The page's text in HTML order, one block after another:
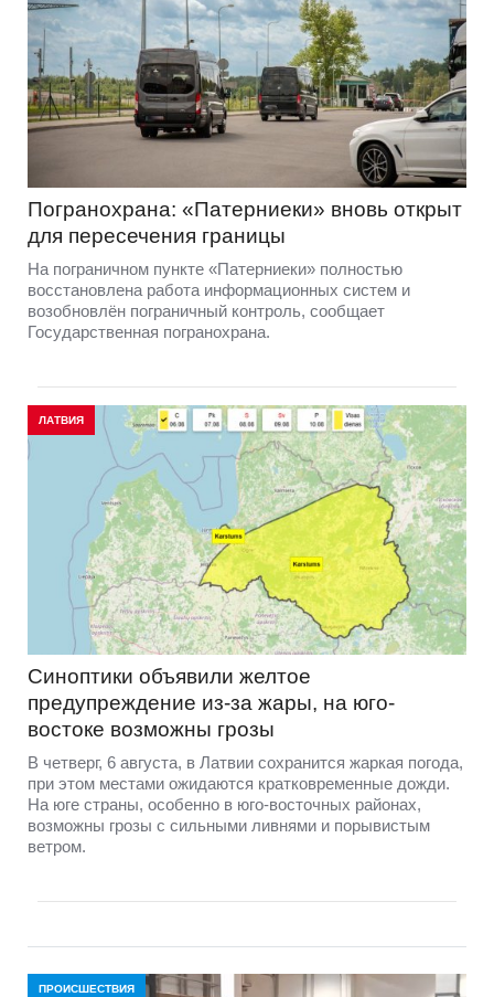
Погранохрана: «Патерниеки» вновь открыт
для пересечения границы
На пограничном пункте «Патерниеки» полностью
восстановлена работа информационных систем и
возобновлён пограничный контроль, сообщает
Государственная погранохрана.
ЛАТВИЯ
Синоптики объявили желтое
предупреждение из-за жары, на юго-
востоке возможны грозы
В четверг, 6 августа, в Латвии сохранится жаркая погода,
при этом местами ожидаются кратковременные дожди.
На юге страны, особенно в юго-восточных районах,
возможны грозы с сильными ливнями и порывистым
ветром.
ПРОИСШЕСТВИЯ